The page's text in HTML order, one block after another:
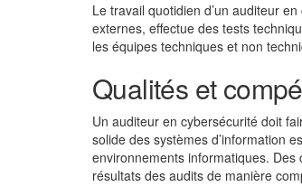
Le travail quotidien d’un auditeur
externes, effectue des tests
les équipes techniques et non
Qualités et
Un auditeur en cybersécurité doit
solide des systèmes d’information
environnements informatiques.
résultats des audits de manière